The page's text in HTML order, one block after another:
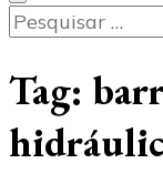
Pesquisar
por:
Tag: